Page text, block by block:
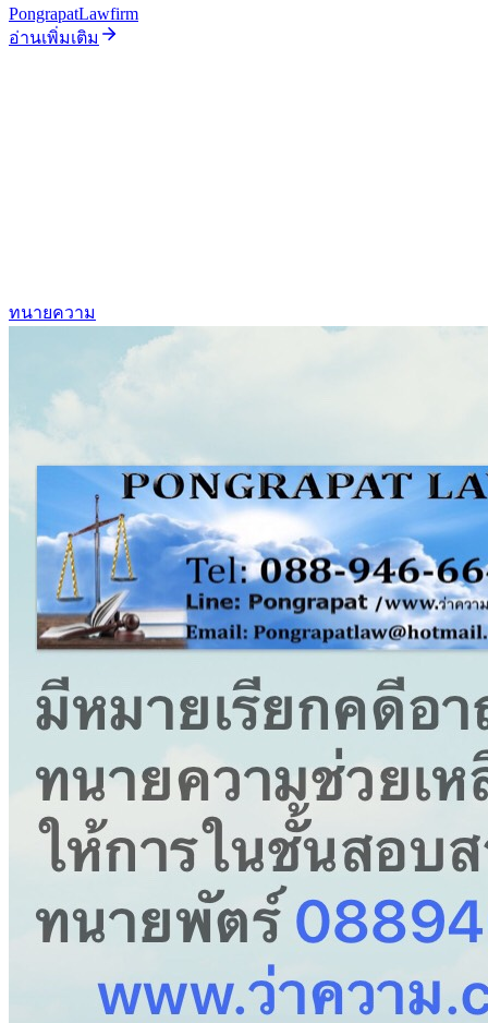
PongrapatLawfirm
อ่านเพิ่มเติม
ทนายความ